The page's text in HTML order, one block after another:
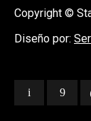
Copyright ©
Diseño por: